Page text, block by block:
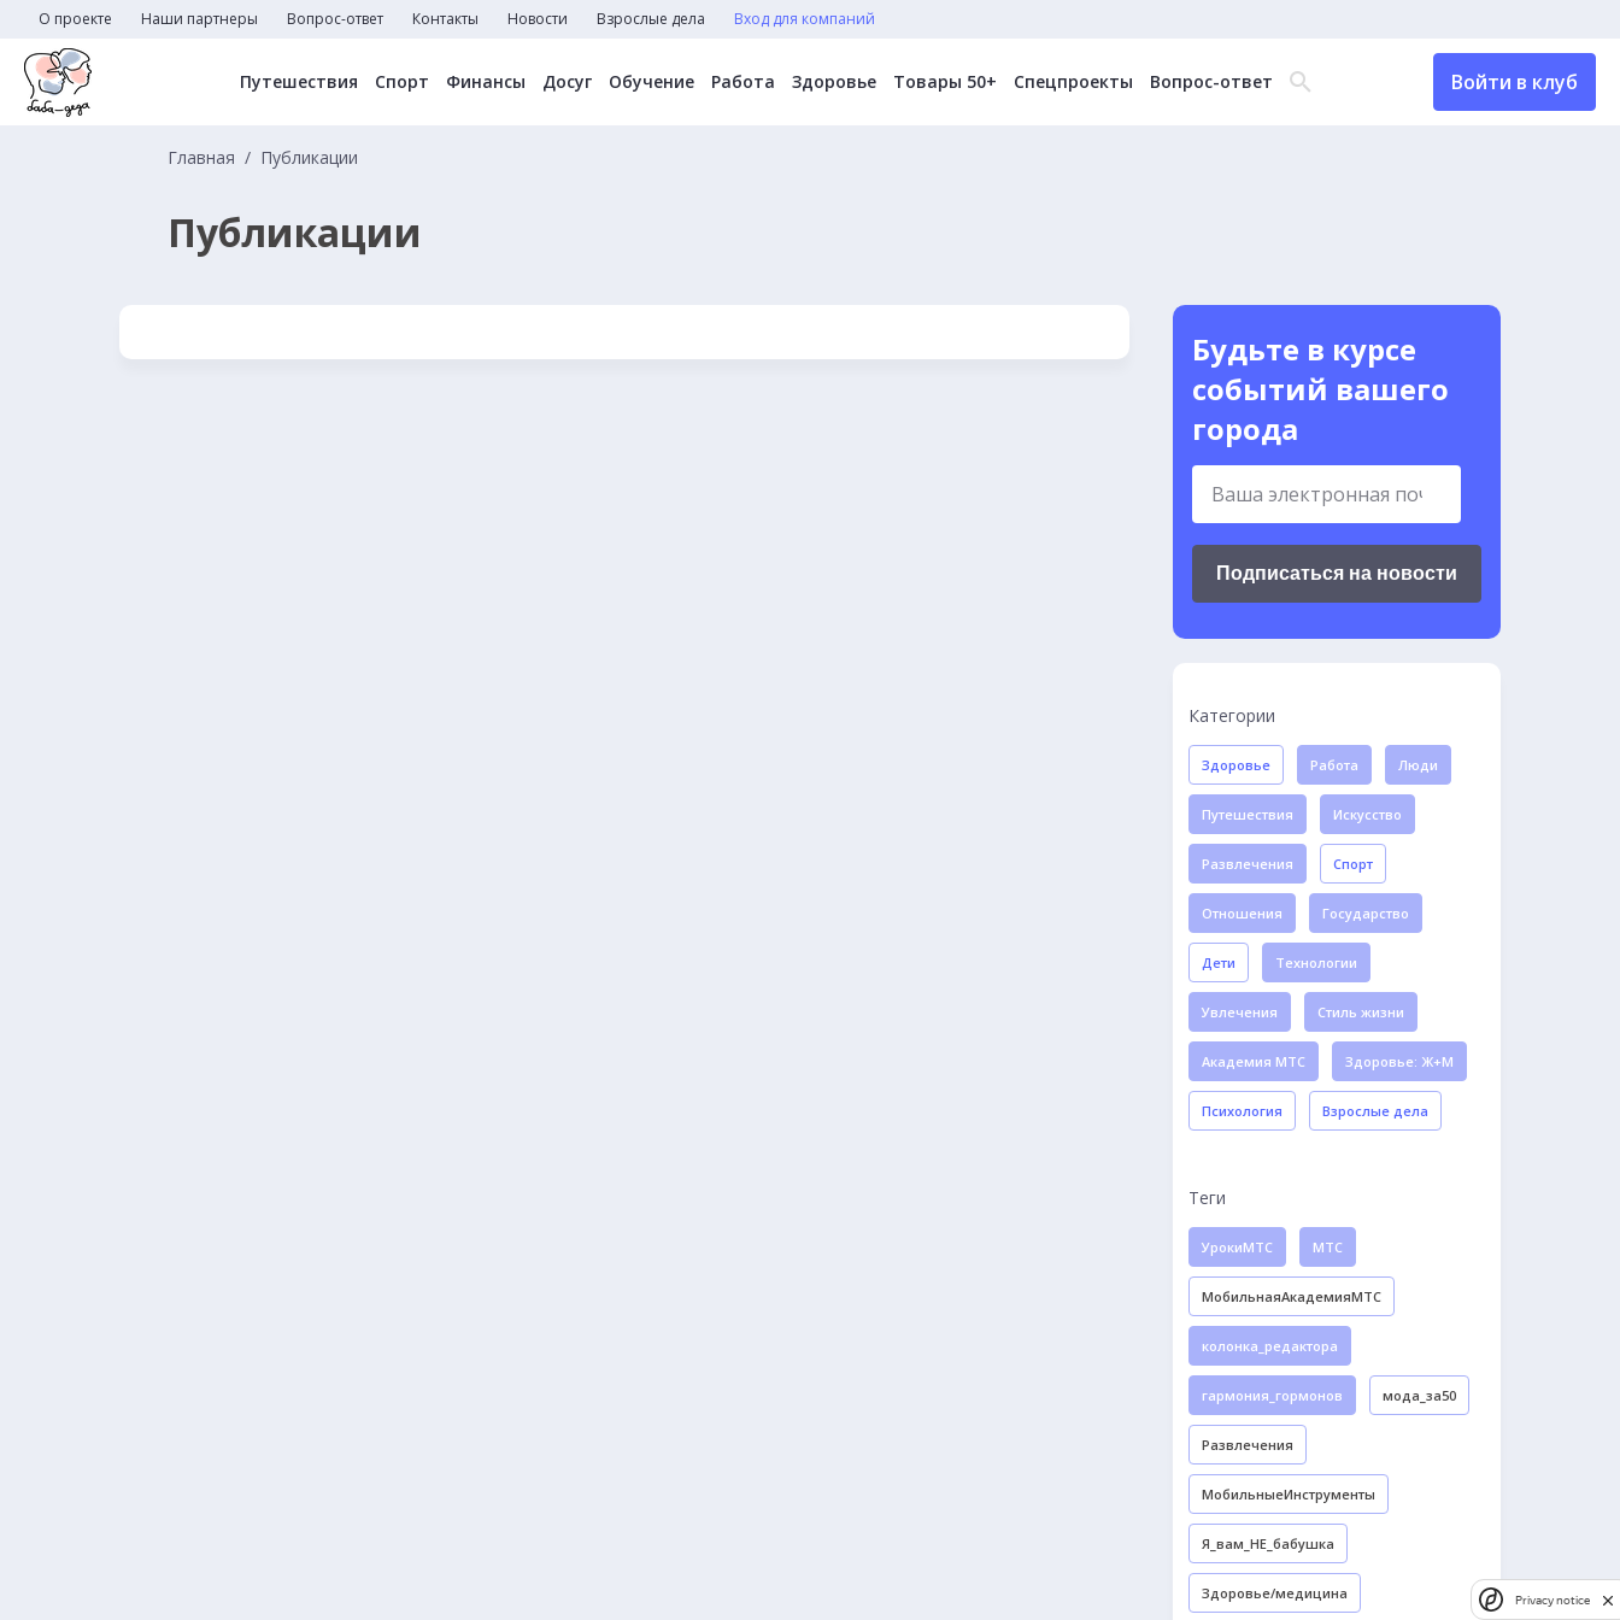
О проекте Наши партнеры Вопрос-ответ Контакты Новости Взрослые дела Вход для компаний
Путешествия Спорт Финансы Досуг Обучение Работа Здоровье Товары 50+ Спецпроекты Вопрос-ответ Войти в клуб
Главная Публикации
Публикации
Будьте в курсе
событий вашего
города
Подписаться на новости
Категории
Здоровье Работа Люди
Путешествия Искусство
Развлечения Спорт
Отношения Государство
Дети Технологии
Увлечения Стиль жизни
Академия МТС Здоровье: Ж+М
Психология Взрослые дела
Теги
УрокиМТС МТС
МобильнаяАкадемияМТС
колонка_редактора
гармония_гормонов мода_за50
Развлечения
МобильныеИнструменты
Я_вам_НЕ_бабушка
Здоровье/медицина Privacy notice